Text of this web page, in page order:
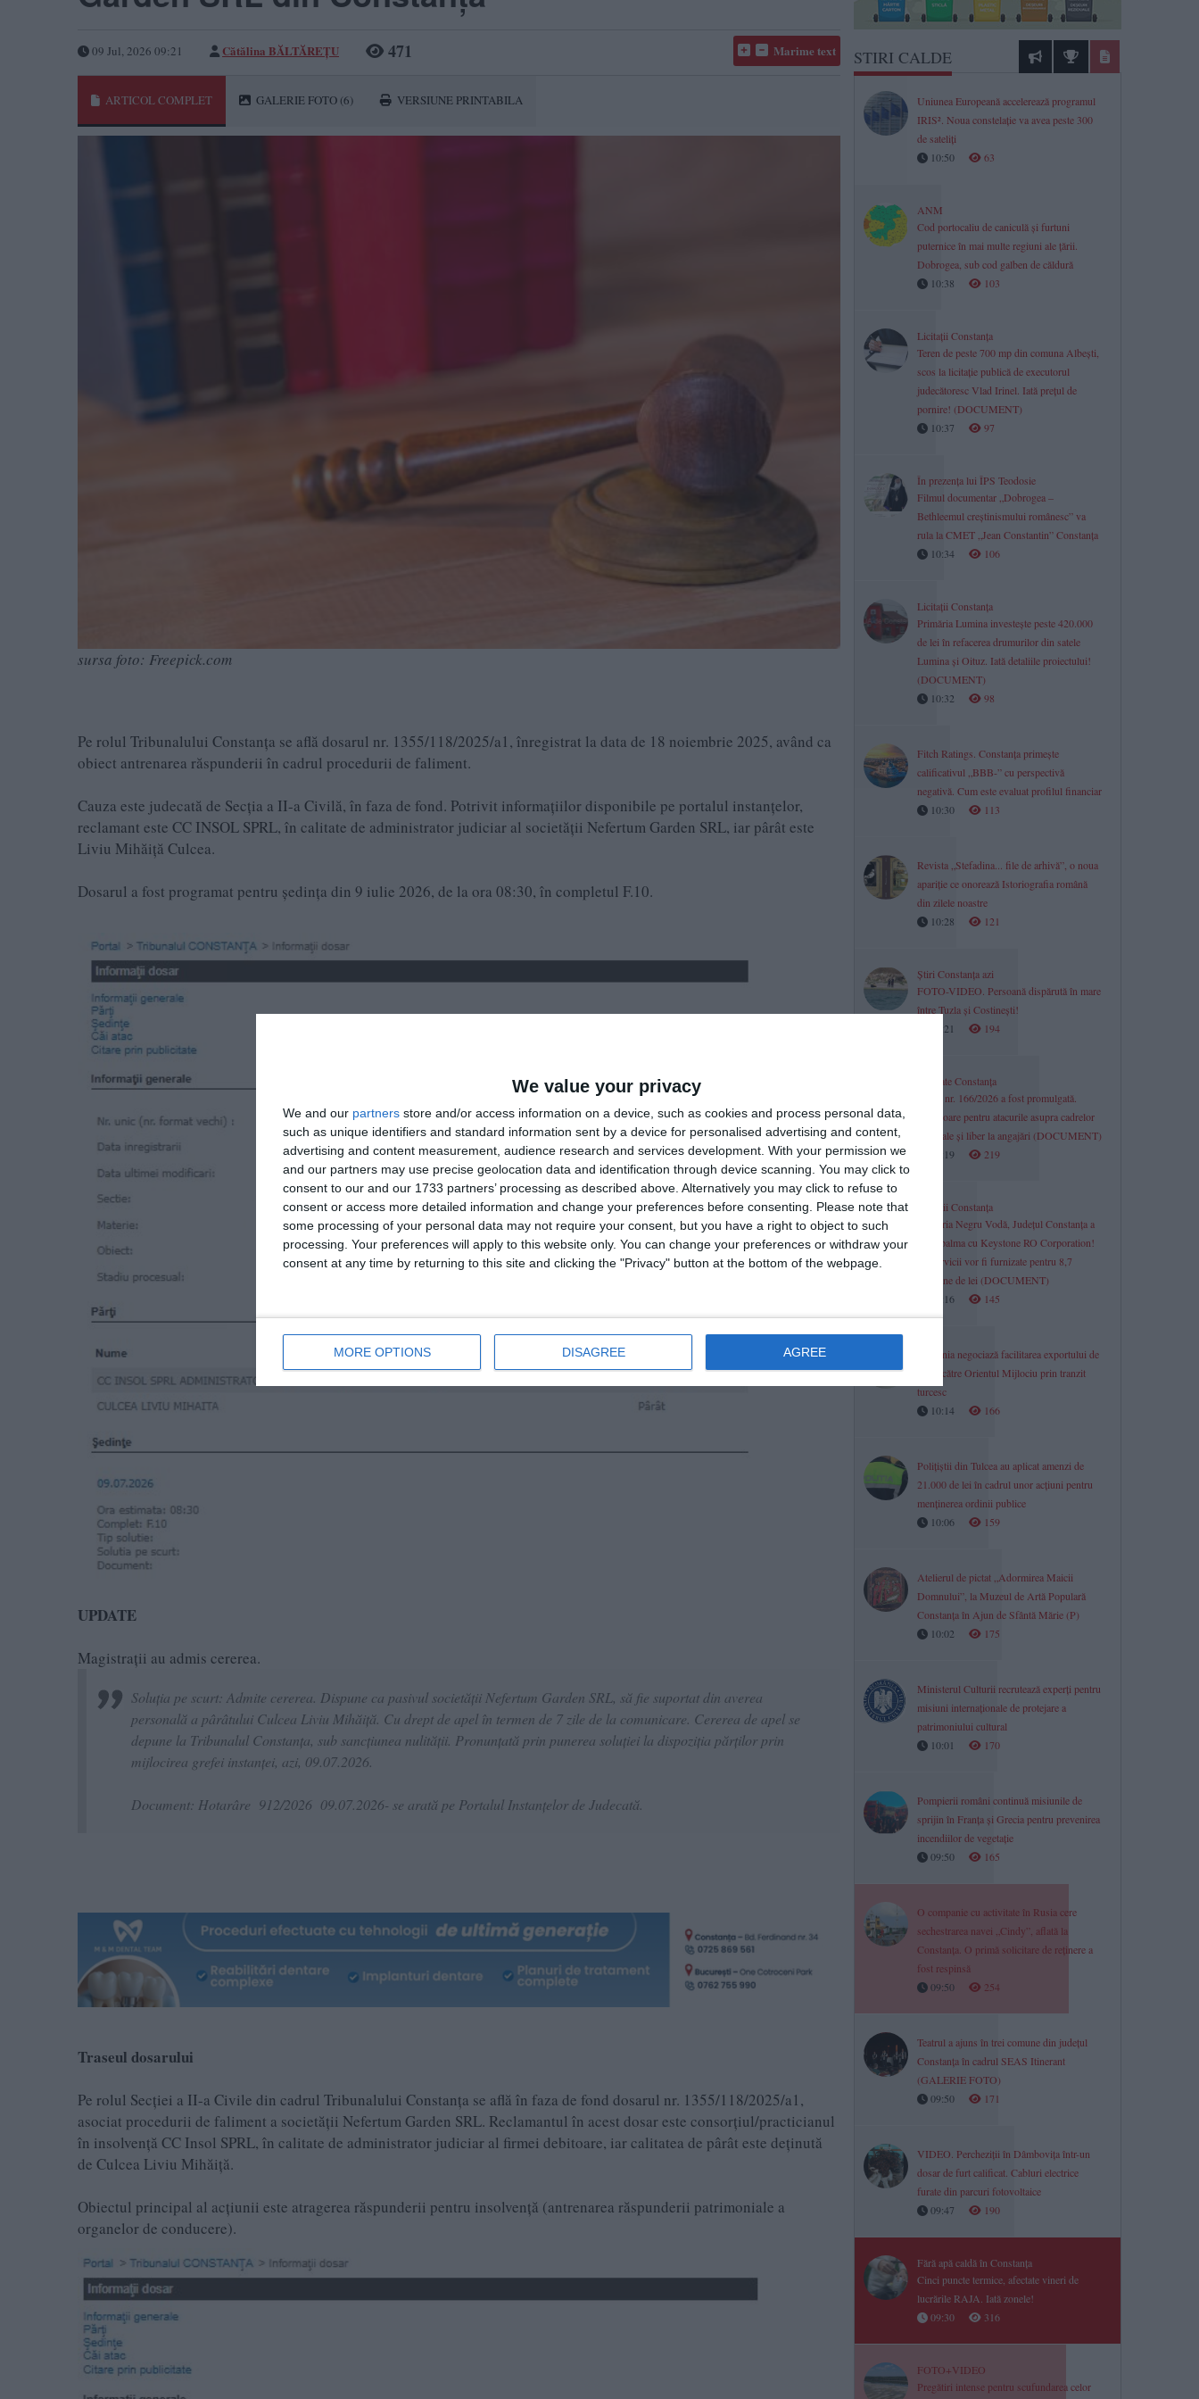
We value your privacy
We and our partners store and/or access information on a device, such as cookies and process personal data,
such as unique identifiers and standard information sent by a device for personalised advertising and content,
advertising and content measurement, audience research and services development. With your permission we
and our partners may use precise geolocation data and identification through device scanning. You may click to
consent to our and our 1733 partners’ processing as described above. Alternatively you may click to refuse to
consent or access more detailed information and change your preferences before consenting.
Please note that
some processing of your personal data may not require your consent, but you have a right to object to such
processing. Your preferences will apply to this website only. You can change your preferences or withdraw your
consent at any time by returning to this site and clicking the "Privacy" button at the bottom of the webpage.
MORE OPTIONS DISAGREE AGREE
09 Jul, 2026 09:21 Cătălina BĂLTĂREȚU 471 Marime text
ARTICOL COMPLET GALERIE FOTO (6) VERSIUNE PRINTABILA
sursa foto: Freepick.com
Pe rolul Tribunalului Constanța se află dosarul nr. 1355/118/2025/a1, înregistrat la data de 18 noiembrie 2025, având ca
obiect antrenarea răspunderii în cadrul procedurii de faliment.
Cauza este judecată de Secția a II-a Civilă, în faza de fond. Potrivit informațiilor disponibile pe portalul instanțelor,
reclamant este CC INSOL SPRL, în calitate de administrator judiciar al societății Nefertum Garden SRL, iar pârât este
Liviu Mihăiță Culcea.
Dosarul a fost programat pentru ședința din 9 iulie 2026, de la ora 08:30, în completul F.10.
UPDATE
Magistrații au admis cererea.
Soluția pe scurt: Admite cererea. Dispune ca pasivul societăţii Nefertum Garden SRL, să fie suportat din averea
personală a pârâtului Culcea Liviu Mihăiţă. Cu drept de apel în termen de 7 zile de la comunicare. Cererea de apel se
depune la Tribunalul Constanţa, sub sancţiunea nulităţii. Pronunţată prin punerea soluţiei la dispoziţia părţilor prin
mijlocirea grefei instanţei, azi, 09.07.2026.
Document: Hotarâre 912/2026 09.07.2026- se arată pe Portalul Instanțelor de Judecată.
Traseul dosarului
Pe rolul Secției a II-a Civile din cadrul Tribunalului Constanța se află în faza de fond dosarul nr. 1355/118/2025/a1,
asociat procedurii de faliment a societății Nefertum Garden SRL. Reclamantul în acest dosar este consorțiul/practicianul
în insolvență CC Insol SPRL, în calitate de administrator judiciar al firmei debitoare, iar calitatea de pârât este deținută
de Culcea Liviu Mihăiță.
Obiectul principal al acțiunii este atragerea răspunderii pentru insolvență (antrenarea răspunderii patrimoniale a
organelor de conducere).
STIRI CALDE
Uniunea Europeană accelerează programul
IRIS². Noua constelație va avea peste 300
de sateliți
10:50
63
ANM
Cod portocaliu de caniculă și furtuni
puternice în mai multe regiuni ale țării.
Dobrogea, sub cod galben de căldură
10:38
103
Licitații Constanța
Teren de peste 700 mp din comuna Albești,
scos la licitație publică de executorul
judecătoresc Vlad Irinel. Iată prețul de
pornire! (DOCUMENT)
10:37
97
În prezența lui ÎPS Teodosie
Filmul documentar „Dobrogea –
Bethleemul creștinismului românesc” va
rula la CMET „Jean Constantin” Constanța
10:34
106
Licitații Constanța
Primăria Lumina investește peste 420.000
de lei în refacerea drumurilor din satele
Lumina și Oituz. Iată detaliile proiectului!
(DOCUMENT)
10:32
98
Fitch Ratings. Constanța primește
calificativul „BBB-” cu perspectivă
negativă. Cum este evaluat profilul financiar
10:30
113
Revista „Stefadina... file de arhivă”, o noua
apariție ce onorează Istoriografia română
din zilele noastre
10:28
121
Știri Constanța azi
FOTO-VIDEO. Persoană dispărută în mare
între Tuzla și Costinești!
10:21
194
Sănătate Constanța
Legea nr. 166/2026 a fost promulgată.
Închisoare pentru atacurile asupra cadrelor
medicale și liber la angajări (DOCUMENT)
10:19
219
Licitații Constanța
Primăria Negru Vodă, Județul Constanța a
bătut palma cu Keystone RO Corporation!
Ce servicii vor fi furnizate pentru 8,7
milioane de lei (DOCUMENT)
10:16
145
România negociază facilitarea exportului de
carne către Orientul Mijlociu prin tranzit
turcesc
10:14
166
Polițiștii din Tulcea au aplicat amenzi de
21.000 de lei în cadrul unor acțiuni pentru
menținerea ordinii publice
10:06
159
Atelierul de pictat „Adormirea Maicii
Domnului”, la Muzeul de Artă Populară
Constanța în Ajun de Sfântă Mărie (P)
10:02
175
Ministerul Culturii recrutează experți pentru
misiuni internaționale de protejare a
patrimoniului cultural
10:01
170
Pompierii români continuă misiunile de
sprijin în Franța și Grecia pentru prevenirea
incendiilor de vegetație
09:50
165
O companie cu activitate în Rusia cere
sechestrarea navei „Cindy”, aflată la
Constanța. O primă solicitare de reținere a
fost respinsă
09:50
254
Teatrul a ajuns în trei comune din județul
Constanța în cadrul SEAS Itinerant
(GALERIE FOTO)
09:50
171
VIDEO. Percheziții în Dâmbovița într-un
dosar de furt calificat. Cabluri electrice
furate din parcuri fotovoltaice
09:47
190
Fără apă caldă în Constanța
Cinci puncte termice, afectate vineri de
lucrările RAJA. Iată zonele!
09:30
316
FOTO+VIDEO
Pregătiri intense pentru scufundarea celor